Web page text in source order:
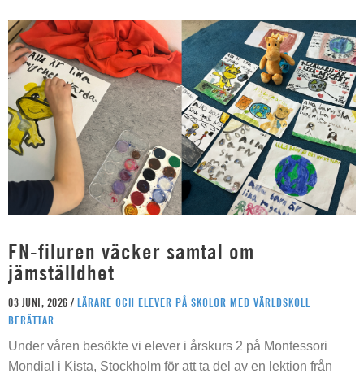
FN-filuren väcker samtal om
jämställdhet
03 JUNI, 2026 / LÄRARE OCH ELEVER PÅ SKOLOR MED VÄRLDSKOLL
BERÄTTAR
Under våren besökte vi elever i årskurs 2 på Montessori
Mondial i Kista, Stockholm för att ta del av en lektion från